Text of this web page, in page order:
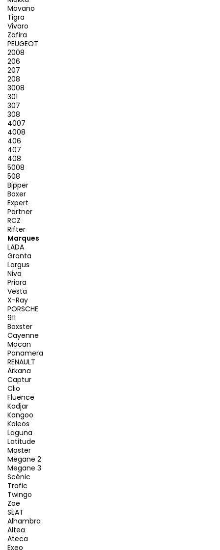
Movano
Tigra
Vivaro
Zafira
PEUGEOT
2008
206
207
208
3008
301
307
308
4007
4008
406
407
408
5008
508
Bipper
Boxer
Expert
Partner
RCZ
Rifter
Marques
LADA
Granta
Largus
Niva
Priora
Vesta
X-Ray
PORSCHE
911
Boxster
Cayenne
Macan
Panamera
RENAULT
Arkana
Captur
Clio
Fluence
Kadjar
Kangoo
Koleos
Laguna
Latitude
Master
Megane 2
Megane 3
Scénic
Trafic
Twingo
Zoe
SEAT
Alhambra
Altea
Ateca
Exeo